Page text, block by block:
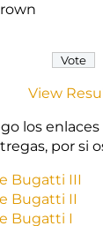
View
los enlaces
por si
Bugatti III
Bugatti II
Bugatti I